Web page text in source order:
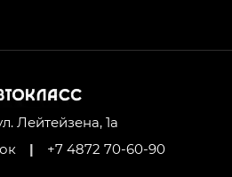
Джи Эль Полный привод —
— GX PREMIUM, ЛАУНЖ —
в комплектации
Лейтейзена, 1а
| +7 4872 70-60-90